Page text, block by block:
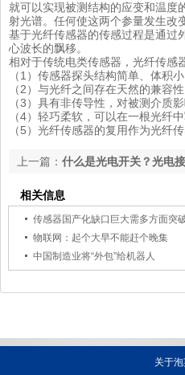
就可以实现被测结构的应变和温度
射光谱。任何使这两个参量发生改
基于光纤传感器的传感过程是通过
心波长的飘移。
相对于传统电类传感器，光纤传感
（1）传感器探头结构简单、体积
（2）与光纤之间存在天然的兼容
（3）具有非传导性，对被测介质
（4）轻巧柔软，可以在一根光纤
（5）光纤传感器的复用作为光纤
上一篇： 什么是光电开关？光电
相关信息
传感器国产化缺口巨大需多方面突
物联网：起个大早不能赶个晚集
中国制造业将“外包”给机器人
关于